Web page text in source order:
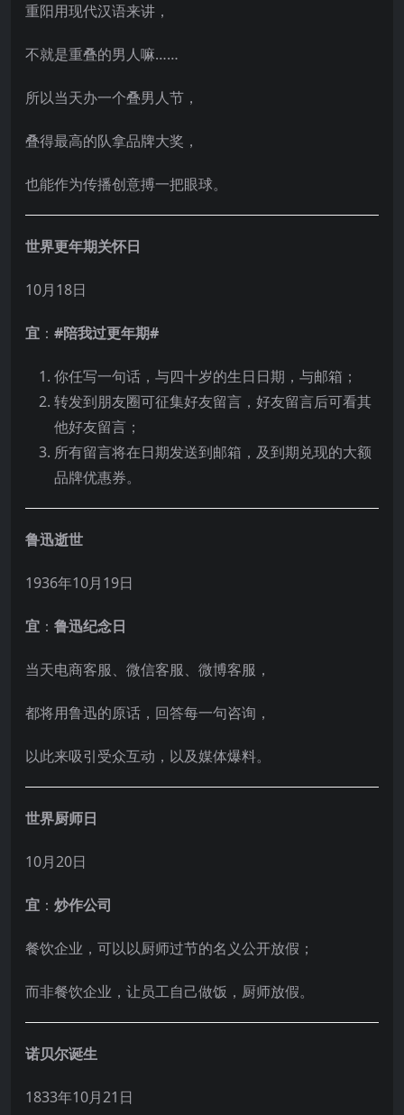
重阳用现代汉语来讲，
不就是重叠的男人嘛……
所以当天办一个叠男人节，
叠得最高的队拿品牌大奖，
也能作为传播创意搏一把眼球。
世界更年期关怀日
10月18日
宜 ： #陪我过更年期#
你任写一句话，与四十岁的生日日期，与邮箱；
转发到朋友圈可征集好友留言，好友留言后可看其
他好友留言；
所有留言将在日期发送到邮箱，及到期兑现的大额
品牌优惠券。
鲁迅逝世
1936年10月19日
宜 ： 鲁迅纪念日
当天电商客服、微信客服、微博客服，
都将用鲁迅的原话，回答每一句咨询，
以此来吸引受众互动，以及媒体爆料。
世界厨师日
10月20日
宜 ： 炒作公司
餐饮企业，可以以厨师过节的名义公开放假；
而非餐饮企业，让员工自己做饭，厨师放假。
诺贝尔诞生
1833年10月21日